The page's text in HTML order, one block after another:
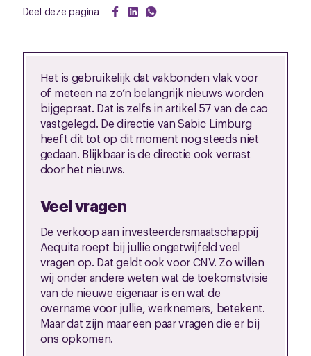
Deel deze pagina
Het is gebruikelijk dat vakbonden vlak voor
of meteen na zo’n belangrijk nieuws worden
bijgepraat. Dat is zelfs in artikel 57 van de cao
vastgelegd. De directie van Sabic Limburg
heeft dit tot op dit moment nog steeds niet
gedaan. Blijkbaar is de directie ook verrast
door het nieuws.
Veel vragen
De verkoop aan investeerdersmaatschappij
Aequita roept bij jullie ongetwijfeld veel
vragen op. Dat geldt ook voor CNV. Zo willen
wij onder andere weten wat de toekomstvisie
van de nieuwe eigenaar is en wat de
overname voor jullie, werknemers, betekent.
Maar dat zijn maar een paar vragen die er bij
ons opkomen.